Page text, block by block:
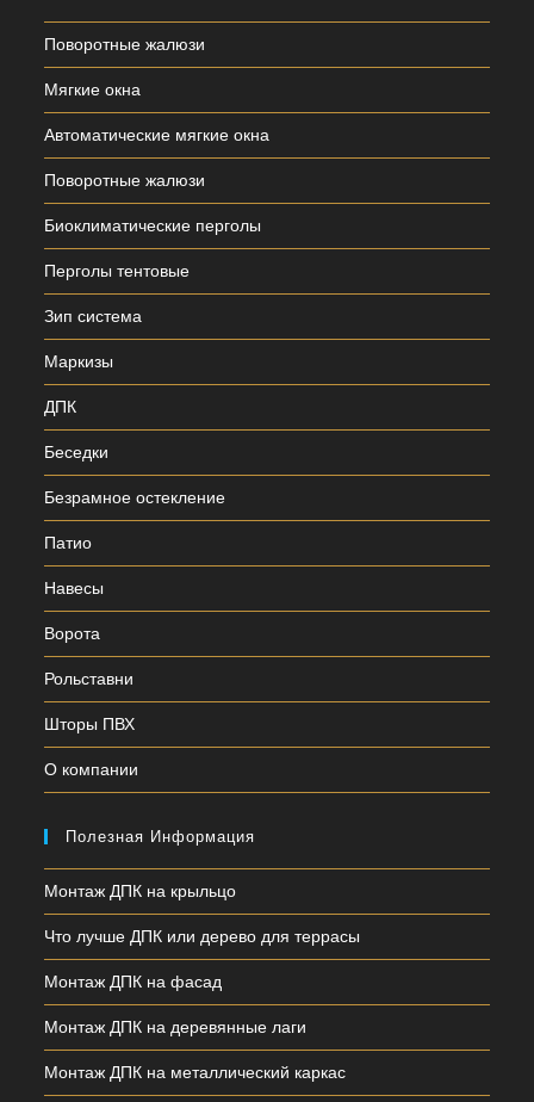
Поворотные жалюзи
Мягкие окна
Автоматические мягкие окна
Поворотные жалюзи
Биоклиматические перголы
Перголы тентовые
Зип система
Маркизы
ДПК
Беседки
Безрамное остекление
Патио
Навесы
Ворота
Рольставни
Шторы ПВХ
О компании
Полезная Информация
Монтаж ДПК на крыльцо
Что лучше ДПК или дерево для террасы
Монтаж ДПК на фасад
Монтаж ДПК на деревянные лаги
Монтаж ДПК на металлический каркас